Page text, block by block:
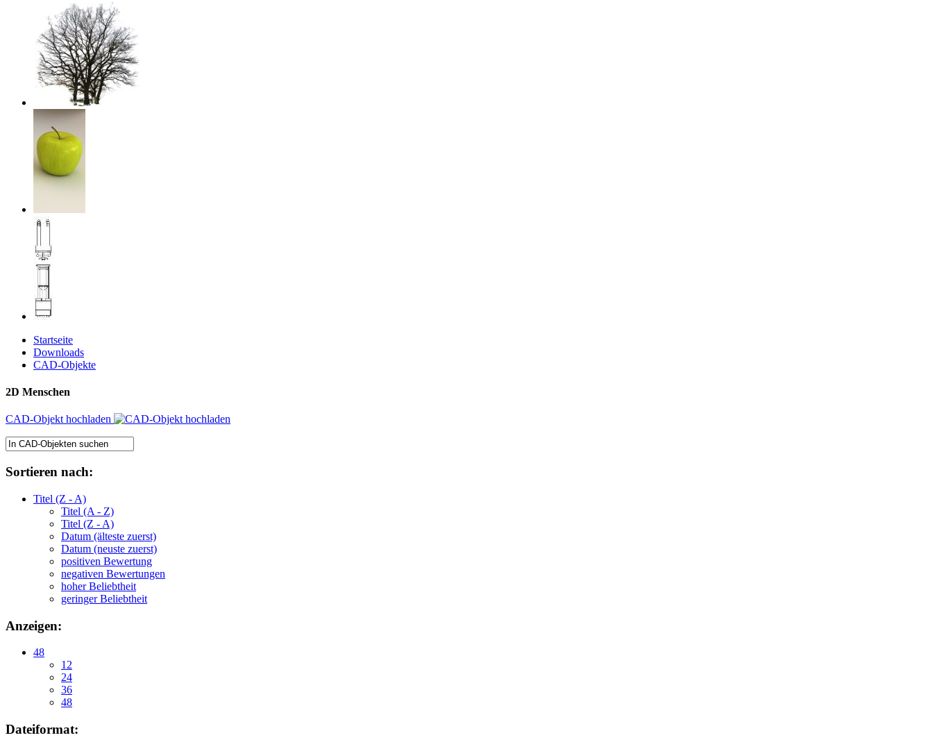
Startseite
Downloads
CAD-Objekte
2D Menschen
CAD-Objekt hochladen
Sortieren nach:
Titel (Z - A)
Titel (A - Z)
Titel (Z - A)
Datum (älteste zuerst)
Datum (neuste zuerst)
positiven Bewertung
negativen Bewertungen
hoher Beliebtheit
geringer Beliebtheit
Anzeigen:
48
12
24
36
48
Dateiformat: